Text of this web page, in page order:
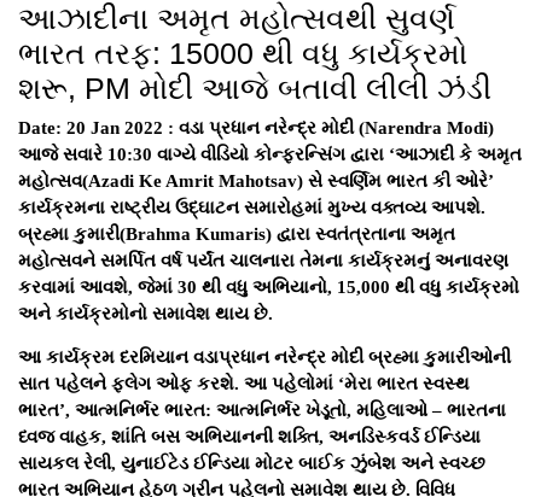
આઝાદીના અમૃત મહોત્સવથી સુવર્ણ
ભારત તરફ: 15000 થી વધુ કાર્યક્રમો
શરૂ, PM મોદી આજે બતાવી લીલી ઝંડી
Date: 20 Jan 2022 : વડા પ્રધાન નરેન્દ્ર મોદી (Narendra Modi)
આજે સવારે 10:30 વાગ્યે વીડિયો કોન્ફરન્સિંગ દ્વારા ‘આઝાદી કે અમૃત
મહોત્સવ(Azadi Ke Amrit Mahotsav) સે સ્વર્ણિમ ભારત કી ઓરે’
કાર્યક્રમના રાષ્ટ્રીય ઉદ્ઘાટન સમારોહમાં મુખ્ય વક્તવ્ય આપશે.
બ્રહ્મા કુમારી(Brahma Kumaris) દ્વારા સ્વતંત્રતાના અમૃત
મહોત્સવને સમર્પિત વર્ષ પર્યંત ચાલનારા તેમના કાર્યક્રમનું અનાવરણ
કરવામાં આવશે, જેમાં 30 થી વધુ અભિયાનો, 15,000 થી વધુ કાર્યક્રમો
અને કાર્યક્રમોનો સમાવેશ થાય છે.
આ કાર્યક્રમ દરમિયાન વડાપ્રધાન નરેન્દ્ર મોદી બ્રહ્મા કુમારીઓની
સાત પહેલને ફ્લેગ ઓફ કરશે. આ પહેલોમાં ‘મેરા ભારત સ્વસ્થ
ભારત’, આત્મનિર્ભર ભારત: આત્મનિર્ભર ખેડૂતો, મહિલાઓ – ભારતના
ધ્વજ વાહક, શાંતિ બસ અભિયાનની શક્તિ, અનડિસ્કવર્ડ ઈન્ડિયા
સાયકલ રેલી, યુનાઈટેડ ઈન્ડિયા મોટર બાઈક ઝુંબેશ અને સ્વચ્છ
ભારત અભિયાન હેઠળ ગ્રીન પહેલનો સમાવેશ થાય છે. વિવિધ